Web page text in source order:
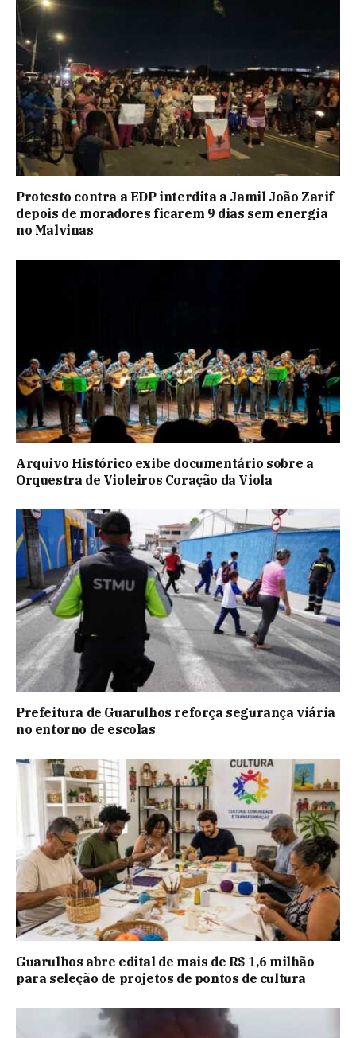
Protesto contra a EDP interdita a Jamil João Zarif
depois de moradores ficarem 9 dias sem energia
no Malvinas
Arquivo Histórico exibe documentário sobre a
Orquestra de Violeiros Coração da Viola
Prefeitura de Guarulhos reforça segurança viária
no entorno de escolas
Guarulhos abre edital de mais de R$ 1,6 milhão
para seleção de projetos de pontos de cultura